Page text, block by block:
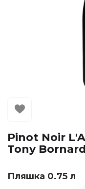
Pinot Noir
Tony
Пляшка 0.75 л